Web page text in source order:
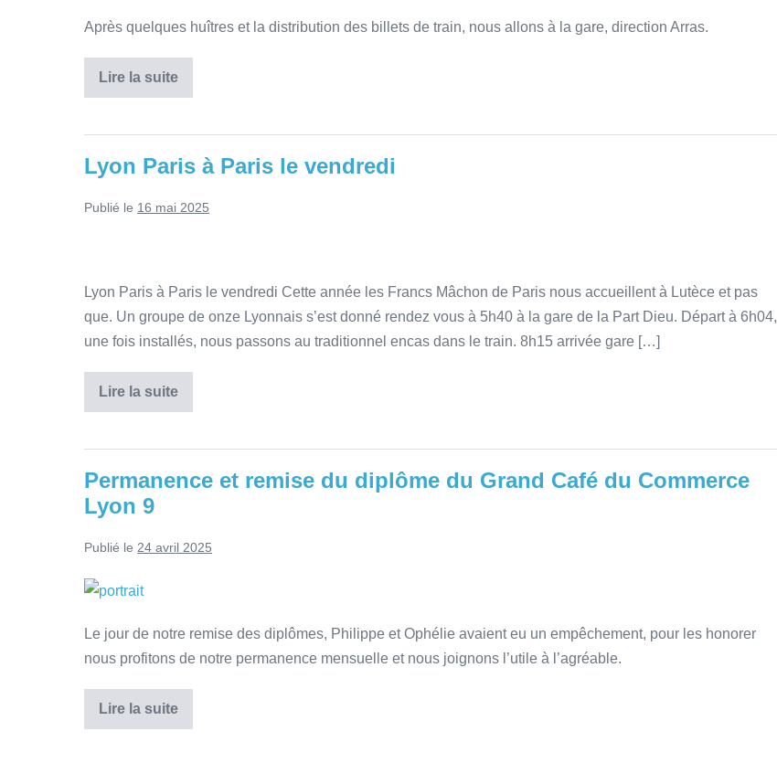
Après quelques huîtres et la distribution des billets de train, nous allons à la gare, direction Arras.
Lire la suite
Lyon Paris à Paris le vendredi
Publié le 16 mai 2025
Lyon Paris à Paris le vendredi Cette année les Francs Mâchon de Paris nous accueillent à Lutèce et pas
que. Un groupe de onze Lyonnais s’est donné rendez vous à 5h40 à la gare de la Part Dieu. Départ à 6h04,
une fois installés, nous passons au traditionnel encas dans le train. 8h15 arrivée gare […]
Lire la suite
Permanence et remise du diplôme du Grand Café du Commerce
Lyon 9
Publié le 24 avril 2025
Le jour de notre remise des diplômes, Philippe et Ophélie avaient eu un empêchement, pour les honorer
nous profitons de notre permanence mensuelle et nous joignons l’utile à l’agréable.
Lire la suite